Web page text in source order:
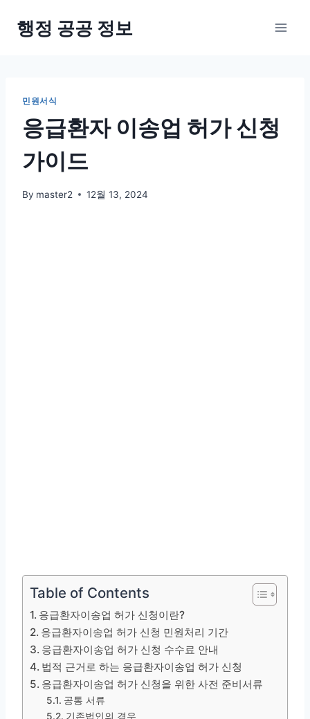
행정 공공 정보
민원서식
응급환자 이송업 허가 신청
가이드
By master2 12월 13, 2024
Table of Contents
응급환자이송업 허가 신청이란?
응급환자이송업 허가 신청 민원처리 기간
응급환자이송업 허가 신청 수수료 안내
법적 근거로 하는 응급환자이송업 허가 신청
응급환자이송업 허가 신청을 위한 사전 준비서류
공통 서류
기존법인의 경우